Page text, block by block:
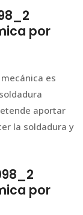
por
es
aportar
la soldadura y
por